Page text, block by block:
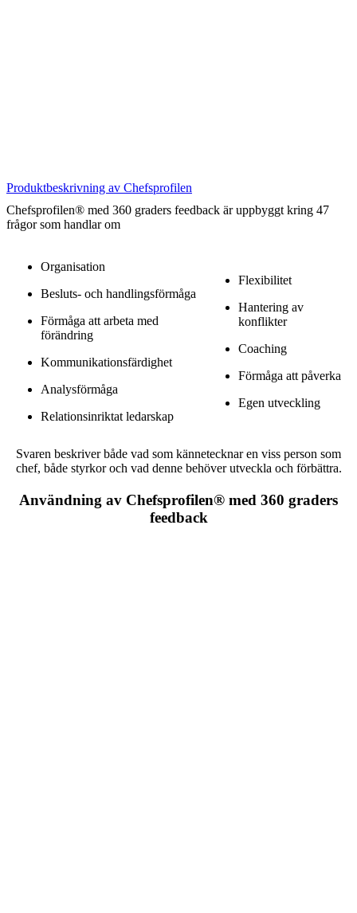
Produktbeskrivning av Chefsprofilen
Chefsprofilen® med 360 graders feedback är uppbyggt kring 47
frågor som handlar om
Organisation
Besluts- och handlingsförmåga
Förmåga att arbeta med
förändring
Kommunikationsfärdighet
Analysförmåga
Relationsinriktat ledarskap
Flexibilitet
Hantering av
konflikter
Coaching
Förmåga att påverka
Egen utveckling
Svaren beskriver både vad som kännetecknar en viss person som
chef, både styrkor och vad denne behöver utveckla och förbättra.
Användning av Chefsprofilen® med 360 graders
feedback